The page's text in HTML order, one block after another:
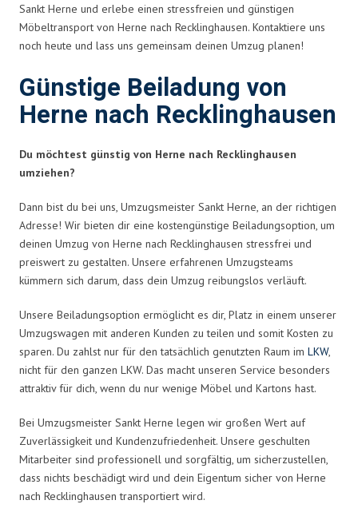
Sankt Herne und erlebe einen stressfreien und günstigen
Möbeltransport von Herne nach Recklinghausen. Kontaktiere uns
noch heute und lass uns gemeinsam deinen Umzug planen!
Günstige Beiladung von
Herne nach Recklinghausen
Du möchtest günstig von Herne nach Recklinghausen
umziehen?
Dann bist du bei uns, Umzugsmeister Sankt Herne, an der richtigen
Adresse! Wir bieten dir eine kostengünstige Beiladungsoption, um
deinen Umzug von Herne nach Recklinghausen stressfrei und
preiswert zu gestalten. Unsere erfahrenen Umzugsteams
kümmern sich darum, dass dein Umzug reibungslos verläuft.
Unsere Beiladungsoption ermöglicht es dir, Platz in einem unserer
Umzugswagen mit anderen Kunden zu teilen und somit Kosten zu
sparen. Du zahlst nur für den tatsächlich genutzten Raum im LKW,
nicht für den ganzen LKW. Das macht unseren Service besonders
attraktiv für dich, wenn du nur wenige Möbel und Kartons hast.
Bei Umzugsmeister Sankt Herne legen wir großen Wert auf
Zuverlässigkeit und Kundenzufriedenheit. Unsere geschulten
Mitarbeiter sind professionell und sorgfältig, um sicherzustellen,
dass nichts beschädigt wird und dein Eigentum sicher von Herne
nach Recklinghausen transportiert wird.